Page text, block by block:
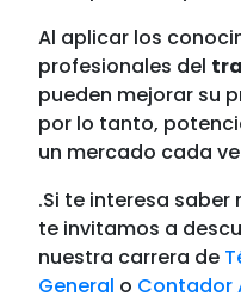
Al aplicar los
profesionales del
pueden mejorar su
por lo tanto,
un mercado cada
.Si te interesa
te invitamos a
nuestra carrera de
General o Contador